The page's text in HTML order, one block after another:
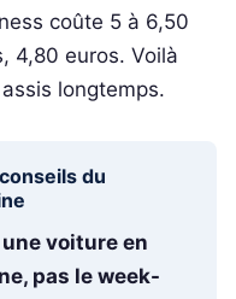
coûte 5 à 6,50
4,80 euros. Voilà
longtemps.
du
voiture en
pas le week-